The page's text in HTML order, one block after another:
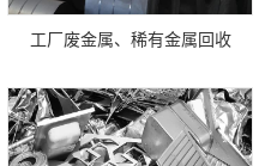
工厂废金属、稀有金属回收